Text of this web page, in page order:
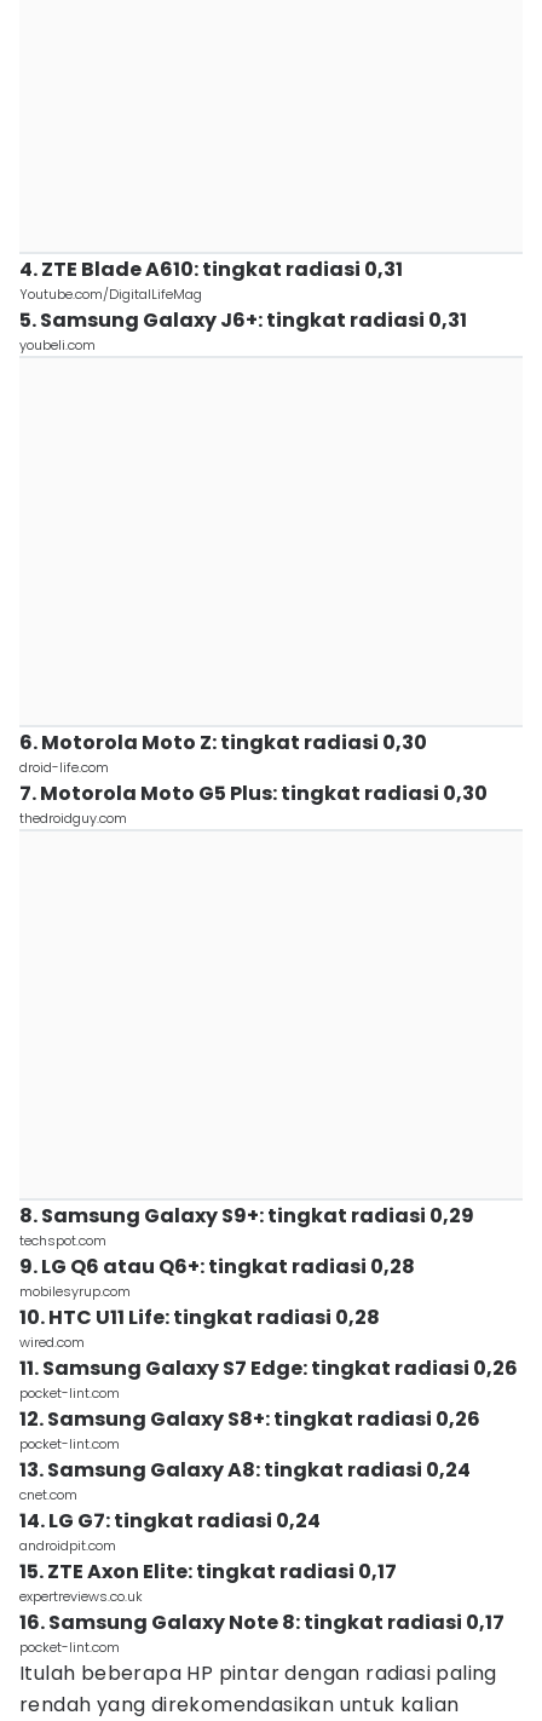
4. ZTE Blade A610: tingkat radiasi 0,31
Youtube.com/DigitalLifeMag
5. Samsung Galaxy J6+: tingkat radiasi 0,31
youbeli.com
6. Motorola Moto Z: tingkat radiasi 0,30
droid-life.com
7. Motorola Moto G5 Plus: tingkat radiasi 0,30
thedroidguy.com
8. Samsung Galaxy S9+: tingkat radiasi 0,29
techspot.com
9. LG Q6 atau Q6+: tingkat radiasi 0,28
mobilesyrup.com
10. HTC U11 Life: tingkat radiasi 0,28
wired.com
11. Samsung Galaxy S7 Edge: tingkat radiasi 0,26
pocket-lint.com
12. Samsung Galaxy S8+: tingkat radiasi 0,26
pocket-lint.com
13. Samsung Galaxy A8: tingkat radiasi 0,24
cnet.com
14. LG G7: tingkat radiasi 0,24
androidpit.com
15. ZTE Axon Elite: tingkat radiasi 0,17
expertreviews.co.uk
16. Samsung Galaxy Note 8: tingkat radiasi 0,17
pocket-lint.com
Itulah beberapa HP pintar dengan radiasi paling
rendah yang direkomendasikan untuk kalian